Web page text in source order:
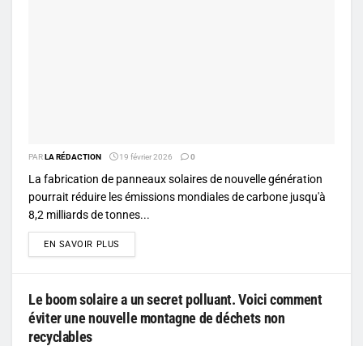
PARLA RÉDACTION 19 février 2026 0
La fabrication de panneaux solaires de nouvelle génération
pourrait réduire les émissions mondiales de carbone jusqu'à
8,2 milliards de tonnes...
EN SAVOIR PLUS
Le boom solaire a un secret polluant. Voici comment
éviter une nouvelle montagne de déchets non
recyclables